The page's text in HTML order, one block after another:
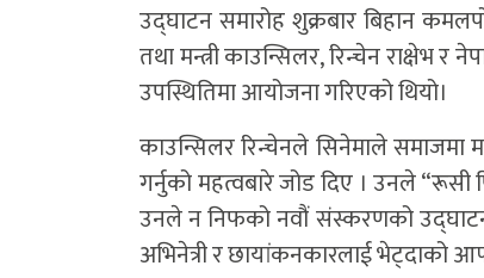
उद्घाटन समारोह शुक्रबार बिहान
तथा मन्त्री काउन्सिलर, रिन्चेन राक्षेभ
उपस्थितिमा आयोजना गरिएको थियो।
काउन्सिलर रिन्चेनले सिनेमाले समाजमा
गर्नुको महत्वबारे जोड दिए । उनले
उनले न निफको नवौं संस्करणको
अभिनेत्री र छायांकनकारलाई भेट्दाको